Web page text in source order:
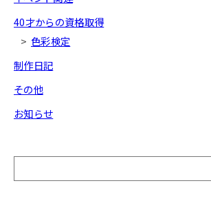
40才からの資格取得
色彩検定
制作日記
その他
お知らせ